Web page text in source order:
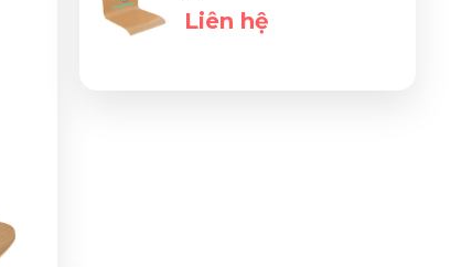
Liên hệ